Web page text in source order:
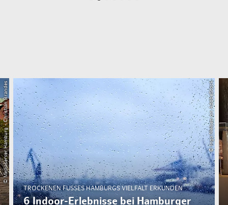
© Mediaserver Hamburg - Christian Brandes © Inga Nielsen on AdobeStock
TROCKENEN FUSSES HAMBURGS VIELFALT ERKUNDEN
6 Indoor-Erlebnisse bei Hamburger